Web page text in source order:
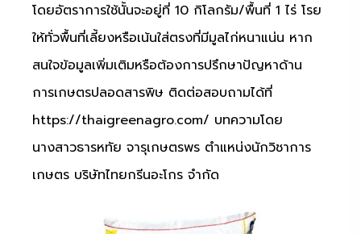
โดยอัตราการใช้นั้นจะอยู่ที่ 10 กิโลกรัม/พื้นที่ 1 ไร่ โรย
ให้ทั่วพื้นที่เลี้ยงหรือเน้นใส่ตรงที่มีมูลไก่หนาแน่น หาก
สนใจข้อมูลเพิ่มเติมหรือต้องการปรึกษาปัญหาด้าน
การเกษตรปลอดสารพิษ ติดต่อสอบถามได้ที่
https://thaigreenagro.com/ บทความโดย
นางสาวธารหทัย จารุเกษตรพร ตำแหน่งนักวิชาการ
เกษตร บริษัทไทยกรีนอะโกร จำกัด